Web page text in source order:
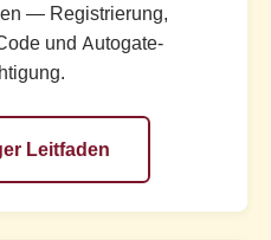
— Registrierung,
und Autogate-
Leitfaden